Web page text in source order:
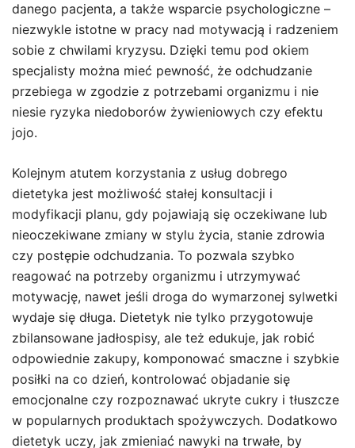
danego pacjenta, a także wsparcie psychologiczne –
niezwykle istotne w pracy nad motywacją i radzeniem
sobie z chwilami kryzysu. Dzięki temu pod okiem
specjalisty można mieć pewność, że odchudzanie
przebiega w zgodzie z potrzebami organizmu i nie
niesie ryzyka niedoborów żywieniowych czy efektu
jojo.
Kolejnym atutem korzystania z usług dobrego
dietetyka jest możliwość stałej konsultacji i
modyfikacji planu, gdy pojawiają się oczekiwane lub
nieoczekiwane zmiany w stylu życia, stanie zdrowia
czy postępie odchudzania. To pozwala szybko
reagować na potrzeby organizmu i utrzymywać
motywację, nawet jeśli droga do wymarzonej sylwetki
wydaje się długa. Dietetyk nie tylko przygotowuje
zbilansowane jadłospisy, ale też edukuje, jak robić
odpowiednie zakupy, komponować smaczne i szybkie
posiłki na co dzień, kontrolować objadanie się
emocjonalne czy rozpoznawać ukryte cukry i tłuszcze
w popularnych produktach spożywczych. Dodatkowo
dietetyk uczy, jak zmieniać nawyki na trwałe, by